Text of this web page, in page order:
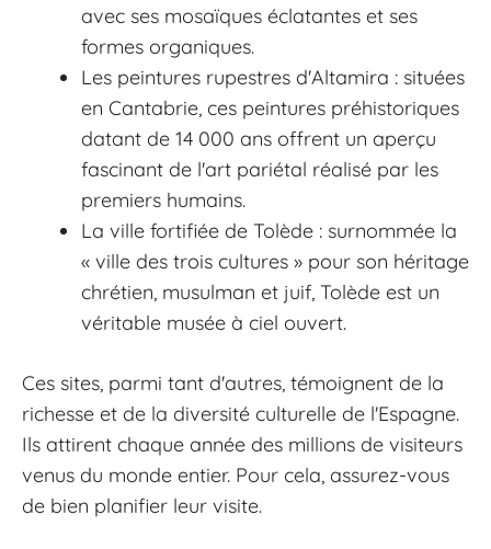
avec ses mosaïques éclatantes et ses
formes organiques.
Les peintures rupestres d'Altamira : situées
en Cantabrie, ces peintures préhistoriques
datant de 14 000 ans offrent un aperçu
fascinant de l'art pariétal réalisé par les
premiers humains.
La ville fortifiée de Tolède : surnommée la
« ville des trois cultures » pour son héritage
chrétien, musulman et juif, Tolède est un
véritable musée à ciel ouvert.
Ces sites, parmi tant d'autres, témoignent de la
richesse et de la diversité culturelle de l'Espagne.
Ils attirent chaque année des millions de visiteurs
venus du monde entier. Pour cela, assurez-vous
de bien planifier leur visite.